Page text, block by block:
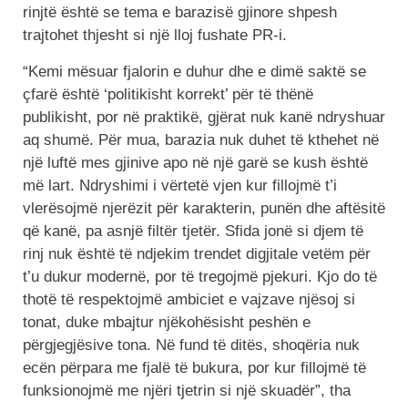
rinjtë është se tema e barazisë gjinore shpesh
trajtohet thjesht si një lloj fushate PR-i.
“Kemi mësuar fjalorin e duhur dhe e dimë saktë se
çfarë është ‘politikisht korrekt’ për të thënë
publikisht, por në praktikë, gjërat nuk kanë ndryshuar
aq shumë. Për mua, barazia nuk duhet të kthehet në
një luftë mes gjinive apo në një garë se kush është
më lart. Ndryshimi i vërtetë vjen kur fillojmë t’i
vlerësojmë njerëzit për karakterin, punën dhe aftësitë
që kanë, pa asnjë filtër tjetër. Sfida jonë si djem të
rinj nuk është të ndjekim trendet digjitale vetëm për
t’u dukur modernë, por të tregojmë pjekuri. Kjo do të
thotë të respektojmë ambiciet e vajzave njësoj si
tonat, duke mbajtur njëkohësisht peshën e
përgjegjësive tona. Në fund të ditës, shoqëria nuk
ecën përpara me fjalë të bukura, por kur fillojmë të
funksionojmë me njëri tjetrin si një skuadër”, tha